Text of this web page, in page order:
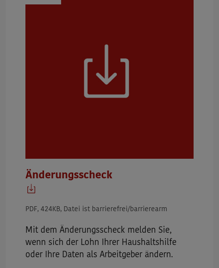
Änderungsscheck
PDF, 424KB, Datei ist barrierefrei/barrierearm
Mit dem Änderungsscheck melden Sie,
wenn sich der Lohn Ihrer Haushaltshilfe
oder Ihre Daten als Arbeitgeber ändern.